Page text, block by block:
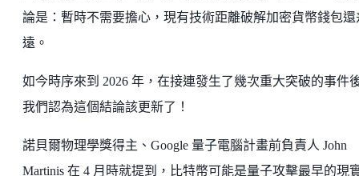
論是：暫時不需要擔心，現有技術距離破解加密貨幣錢包還
遠。
如今時序來到 2026 年，在接連發生了幾次重大突破的事件
我們認為這個結論該更新了！
諾貝爾物理學獎得主、Google 量子電腦計畫前負責人 John
Martinis 在 4 月時就提到，比特幣可能是量子攻擊最早的現